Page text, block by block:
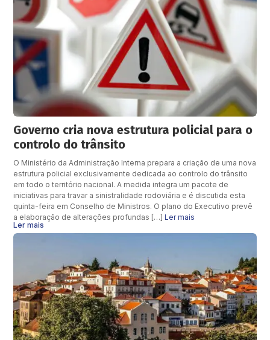
Governo cria nova estrutura policial para o
controlo do trânsito
O Ministério da Administração Interna prepara a criação de uma nova
estrutura policial exclusivamente dedicada ao controlo do trânsito
em todo o território nacional. A medida integra um pacote de
iniciativas para travar a sinistralidade rodoviária e é discutida esta
quinta-feira em Conselho de Ministros. O plano do Executivo prevê
a elaboração de alterações profundas […]Ler mais
Ler mais